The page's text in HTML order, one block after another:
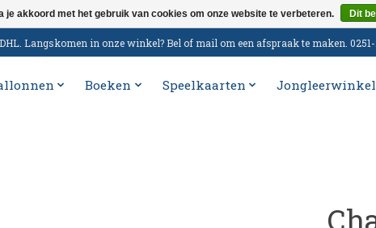
Langskomen in onze winkel? Bel of mail om een afspraak te maken.
Boeken Speelkaarten Jongleerwinkel
je akkoord met het gebruik van cookies om onze website te verbeteren. Dit